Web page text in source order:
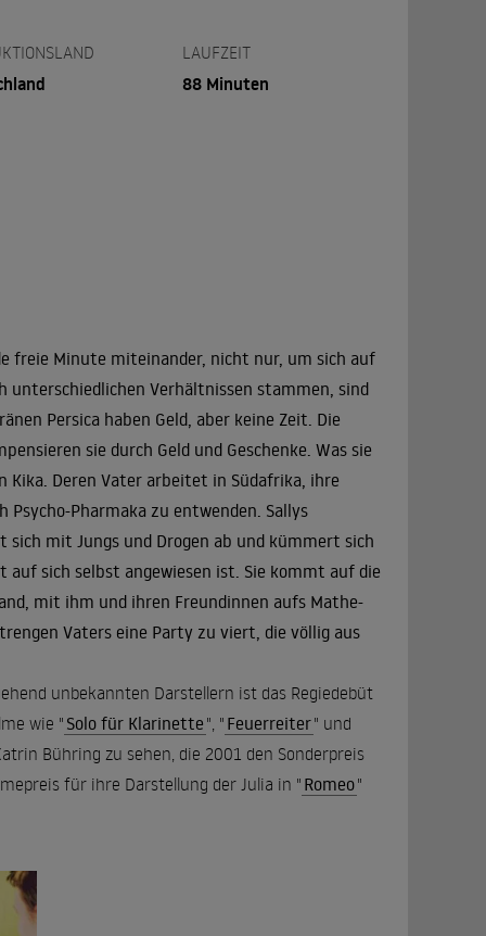
LAUFZEIT
88 Minuten
freie Minute miteinander, nicht nur, um sich auf
unterschiedlichen Verhältnissen stammen, sind
Persica haben Geld, aber keine Zeit. Die
sie durch Geld und Geschenke. Was sie
Kika. Deren Vater arbeitet in Südafrika, ihre
Pharmaka zu entwenden. Sallys
mit Jungs und Drogen ab und kümmert sich
auf sich selbst angewiesen ist. Sie kommt auf die
mit ihm und ihren Freundinnen aufs Mathe-
Vaters eine Party zu viert, die völlig aus
unbekannten Darstellern ist das Regiedebüt
wie " Solo für Klarinette ", " Feuerreiter" und
Bühring zu sehen, die 2001 den Sonderpreis
für ihre Darstellung der Julia in " Romeo"